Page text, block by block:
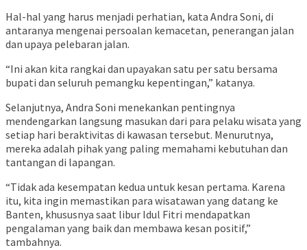
Hal-hal yang harus menjadi perhatian, kata Andra Soni, di
antaranya mengenai persoalan kemacetan, penerangan jalan
dan upaya pelebaran jalan.
“Ini akan kita rangkai dan upayakan satu per satu bersama
bupati dan seluruh pemangku kepentingan,” katanya.
Selanjutnya, Andra Soni menekankan pentingnya
mendengarkan langsung masukan dari para pelaku wisata yang
setiap hari beraktivitas di kawasan tersebut. Menurutnya,
mereka adalah pihak yang paling memahami kebutuhan dan
tantangan di lapangan.
“Tidak ada kesempatan kedua untuk kesan pertama. Karena
itu, kita ingin memastikan para wisatawan yang datang ke
Banten, khususnya saat libur Idul Fitri mendapatkan
pengalaman yang baik dan membawa kesan positif,”
tambahnya.